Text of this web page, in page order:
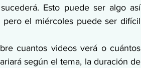
Esto puede ser algo así
el miércoles puede ser difícil
cuantos videos verá o cuántos
según el tema, la duración de